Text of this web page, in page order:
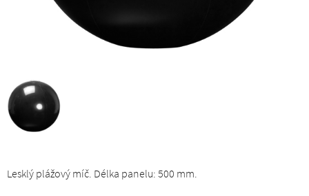
Lesklý plážový míč. Délka panelu: 500 mm.